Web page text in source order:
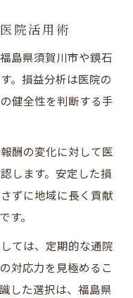
院活用術
島県須賀川市や鏡石
。損益分析は医院の
健全性を判断する手
酬の変化に対して医
します。安定した損
ずに地域に長く貢献
す。
ては、定期的な通院
対応力を見極めるこ
した選択は、福島県